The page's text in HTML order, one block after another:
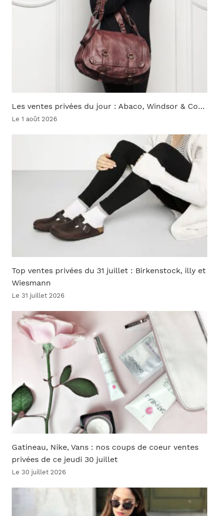
Les ventes privées du jour : Abaco, Windsor & Co…
Le 1 août 2026
Top ventes privées du 31 juillet : Birkenstock, illy et
Wiesmann
Le 31 juillet 2026
Gatineau, Nike, Vans : nos coups de coeur ventes
privées de ce jeudi 30 juillet
Le 30 juillet 2026